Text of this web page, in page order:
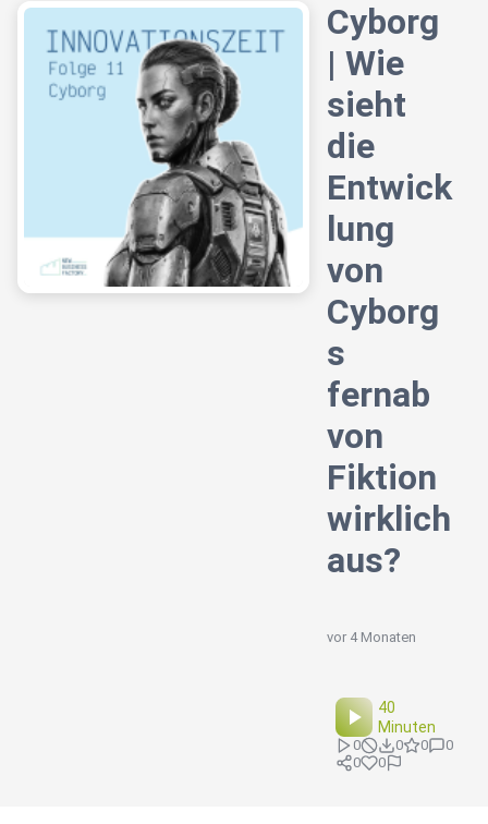
Cyborg
| Wie
sieht
die
Entwick
lung
von
Cyborg
s
fernab
von
Fiktion
wirklich
aus?
vor 4 Monaten
40
Minuten
0 0 0
0
0
0